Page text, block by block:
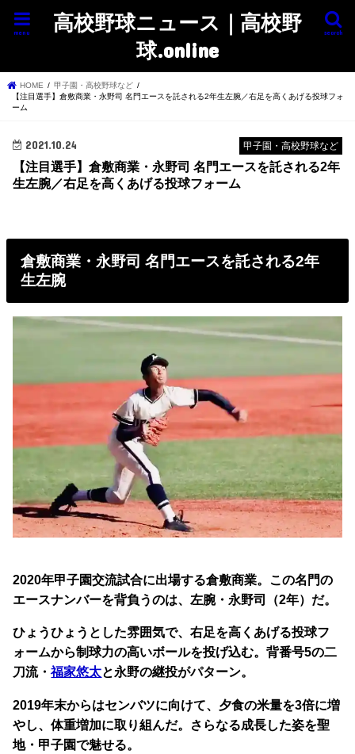
高校野球ニュース｜高校野
球.online
search
menu
HOME
甲子園・高校野球など
【注目選手】倉敷商業・永野司 名門エースを託される2年生左腕／右足を高くあげる投球フォ
ーム
甲子園・高校野球など
2021.10.24
【注目選手】倉敷商業・永野司 名門エースを託される2年
生左腕／右足を高くあげる投球フォーム
倉敷商業・永野司 名門エースを託される2年
生左腕
2020年甲子園交流試合に出場する倉敷商業。この名門の
エースナンバーを背負うのは、左腕・永野司（2年）だ。
ひょうひょうとした雰囲気で、右足を高くあげる投球フ
ォームから制球力の高いボールを投げ込む。背番号5の二
刀流・福家悠太と永野の継投がパターン。
2019年末からはセンバツに向けて、夕食の米量を3倍に増
やし、体重増加に取り組んだ。さらなる成長した姿を聖
地・甲子園で魅せる。